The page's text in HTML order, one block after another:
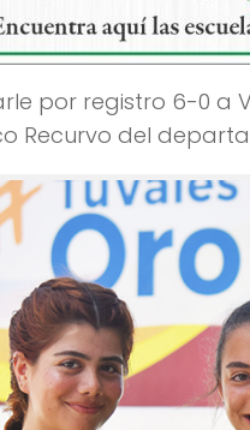
por registro 6-0 a
Recurvo del